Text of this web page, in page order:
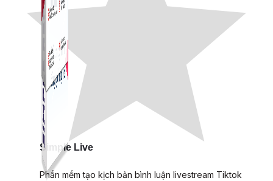
Simple Live
Phần mềm tạo kịch bản bình luận livestream Tiktok